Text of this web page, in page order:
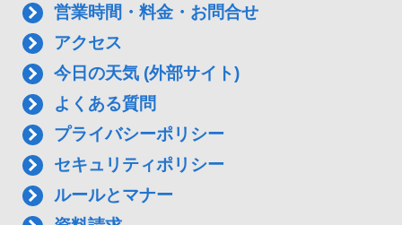
営業時間・料金・お問合せ
アクセス
今日の天気 (外部サイト)
よくある質問
プライバシーポリシー
セキュリティポリシー
ルールとマナー